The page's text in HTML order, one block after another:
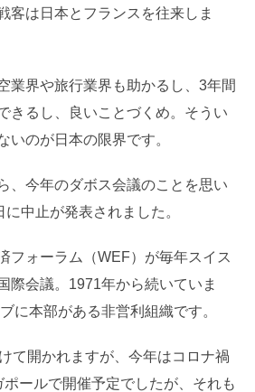
客は日本とフランスを往来しま
業界や旅行業界も助かるし、3年間
きるし、良いことづくめ。そうい
いのが日本の限界です。
、今年のダボス会議のことを思い
中止が発表されました。
フォーラム（WEF）が毎年スイス
際会議。1971年から続いていま
に本部がある非営利組織です。
て開かれますが、今年はコロナ禍
ールで開催予定でしたが、それも